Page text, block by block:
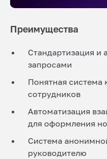
Преимущества
Стандартизация и
запросами
Понятная система
сотрудников
Автоматизация
для оформления
Система
руководителю